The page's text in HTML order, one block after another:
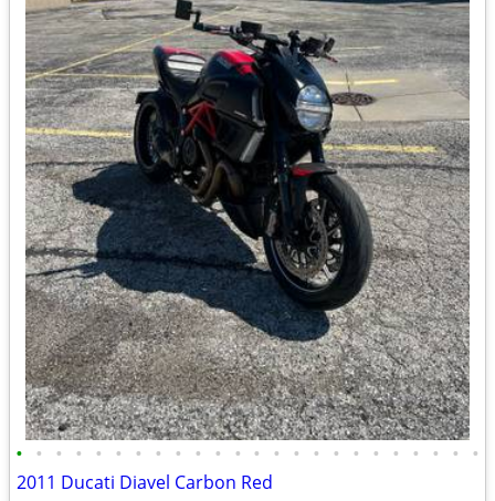
• • • • • • • • • • • • • • • • • • • • • • • •
2011 Ducati Diavel Carbon Red